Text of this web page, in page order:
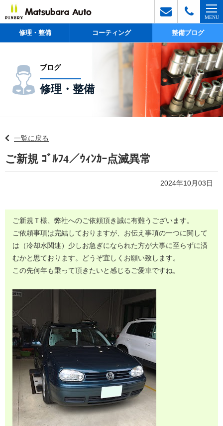
修理・整備 コーティング 整備ブログ
ブログ
修理・整備
一覧に戻る
ご新規 ｺﾞﾙﾌ4／ｳｨﾝｶｰ点滅異常
2024年10月03日
ご新規Ｔ様、弊社へのご依頼頂き誠に有難うございます。
ご依頼事項は完結しておりますが、お伝え事項の一つに関して
は（冷却水関連）少しお急ぎになられた方が大事に至らずに済
むかと思ております。どうぞ宜しくお願い致します。
この先何年も乗って頂きたいと感じるご愛車ですね。